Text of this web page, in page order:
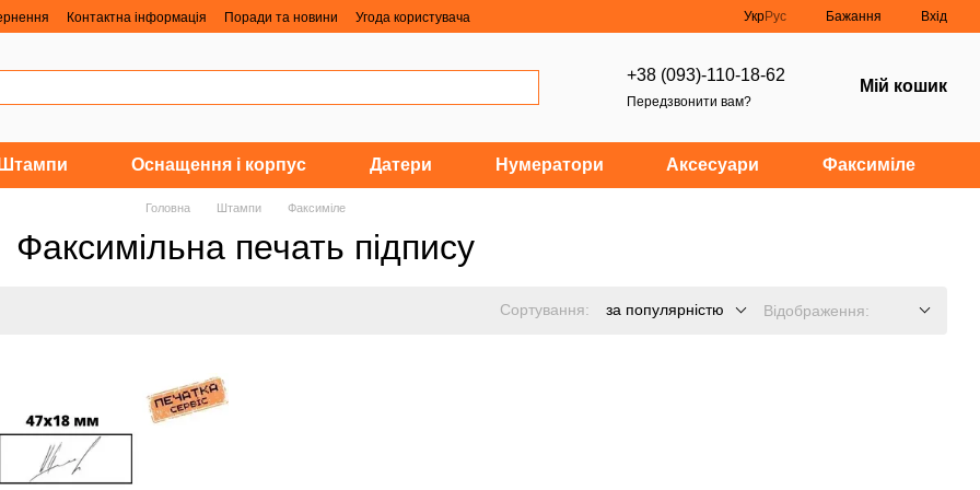
Контактна інформація Поради та новини
Угода користувача
УкрРус Бажання Вхід
+38 (093)-110-18-62
Передзвонити вам?
Мій кошик
Штампи Оснащення і корпус Датери Нумератори Аксесуари Факсиміле
Головна Штампи Факсиміле
Факсимільна печать підпису
Сортування: за популярністю Відображення: